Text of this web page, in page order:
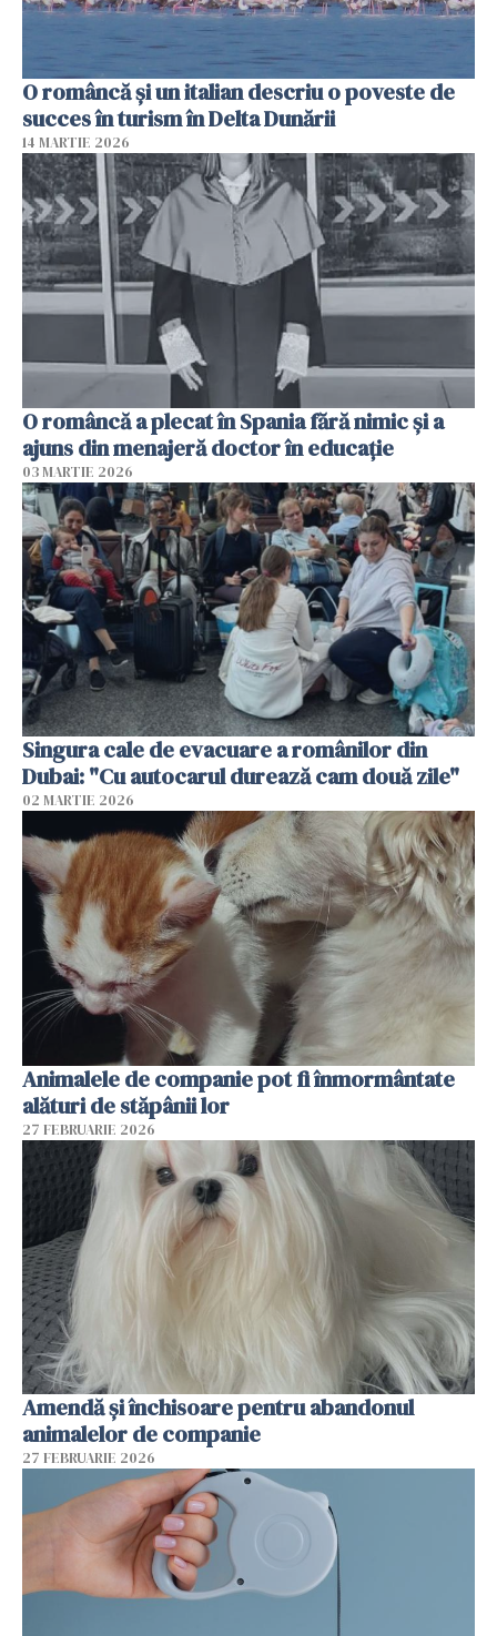
O româncă și un italian descriu o poveste de
succes în turism în Delta Dunării
14 MARTIE 2026
O româncă a plecat în Spania fără nimic și a
ajuns din menajeră doctor în educație
03 MARTIE 2026
Singura cale de evacuare a românilor din
Dubai: "Cu autocarul durează cam două zile"
02 MARTIE 2026
Animalele de companie pot fi înmormântate
alături de stăpânii lor
27 FEBRUARIE 2026
Amendă și închisoare pentru abandonul
animalelor de companie
27 FEBRUARIE 2026